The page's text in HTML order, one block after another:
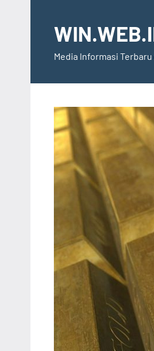
content
Media Informasi